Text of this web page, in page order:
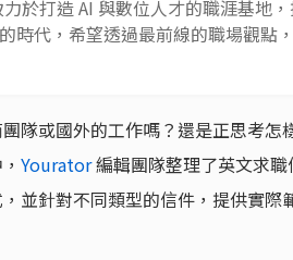
於打造 AI 與數位人才的職涯基地
時代，希望透過最前線的職場觀點
隊或國外的工作嗎？還是正思考
Yourator編輯團隊整理了英文求
並針對不同類型的信件，提供實際